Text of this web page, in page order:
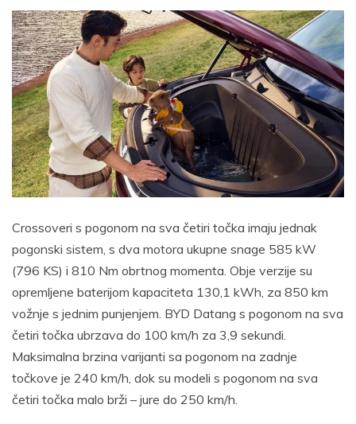
Crossoveri s pogonom na sva četiri točka imaju jednak
pogonski sistem, s dva motora ukupne snage 585 kW
(796 KS) i 810 Nm obrtnog momenta. Obje verzije su
opremljene baterijom kapaciteta 130,1 kWh, za 850 km
vožnje s jednim punjenjem. BYD Datang s pogonom na sva
četiri točka ubrzava do 100 km/h za 3,9 sekundi.
Maksimalna brzina varijanti sa pogonom na zadnje
točkove je 240 km/h, dok su modeli s pogonom na sva
četiri točka malo brži – jure do 250 km/h.